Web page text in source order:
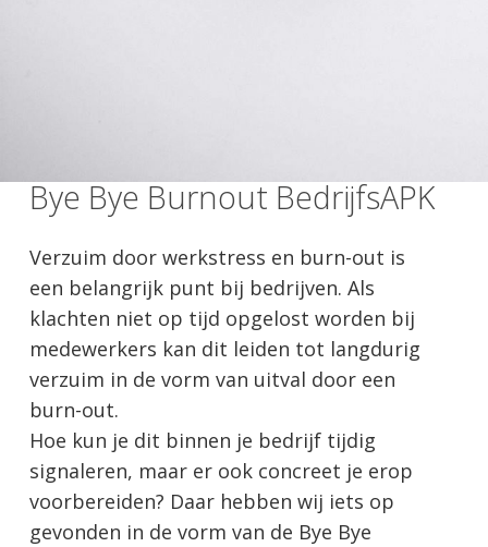
Bye Bye Burnout BedrijfsAPK
Verzuim door werkstress en burn-out is
een belangrijk punt bij bedrijven. Als
klachten niet op tijd opgelost worden bij
medewerkers kan dit leiden tot langdurig
verzuim in de vorm van uitval door een
burn-out.
Hoe kun je dit binnen je bedrijf tijdig
signaleren, maar er ook concreet je erop
voorbereiden? Daar hebben wij iets op
gevonden in de vorm van de Bye Bye